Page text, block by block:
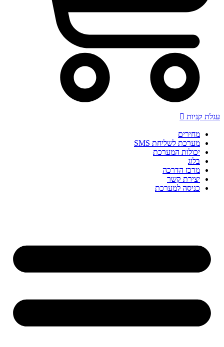
עגלת קניות
מחירים
מערכת לשליחת SMS
יכולות המערכת
בלוג
מרכז הדרכה
יצירת קשר
כניסה למערכת